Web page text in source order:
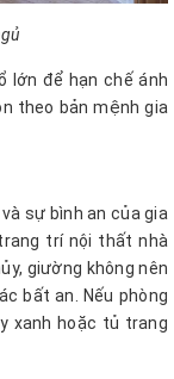
lớn để hạn chế ánh
theo bản mệnh gia
sự bình an của gia
trí nội thất nhà
giường không nên
bất an. Nếu phòng
xanh hoặc tủ trang